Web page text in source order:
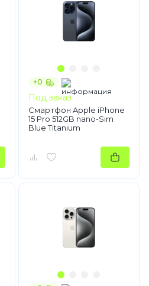
+0
Под заказ
Смартфон Apple iPhone
15 Pro 512GB nano-Sim
Blue Titanium